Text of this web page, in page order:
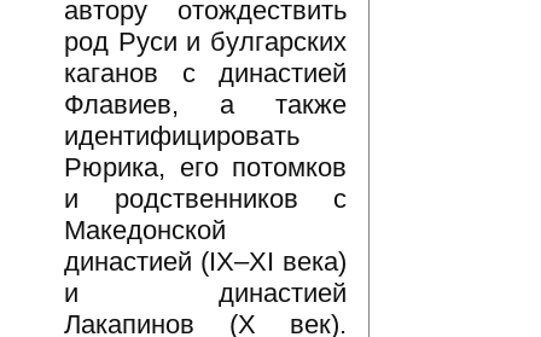
автору отождествить
род Руси и булгарских
каганов с династией
Флавиев, а также
идентифицировать
Рюрика, его потомков
и родственников с
Македонской
династией (IX–XI века)
и династией
Лакапинов (X век).